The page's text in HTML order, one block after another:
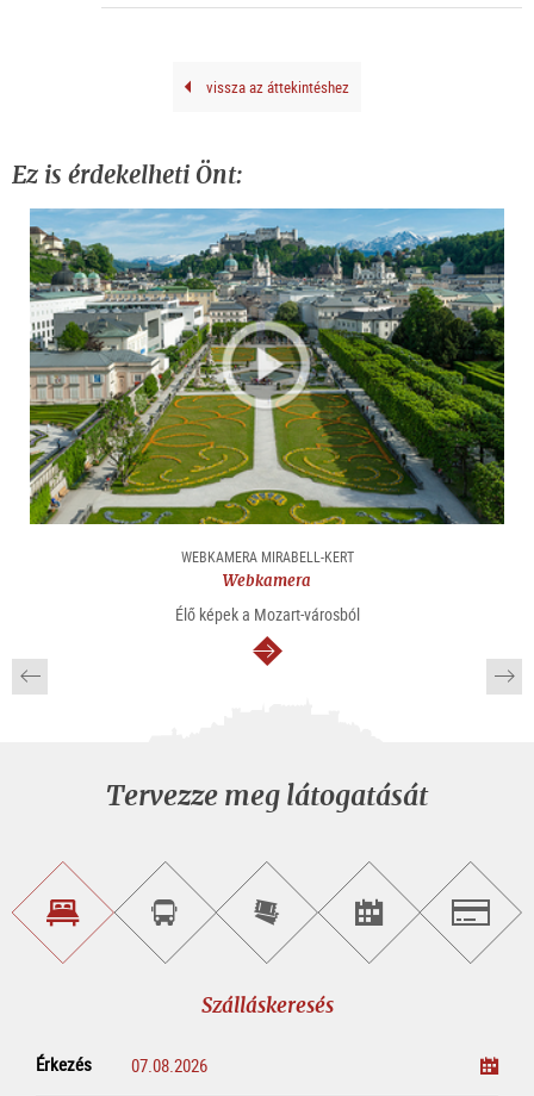
vissza az áttekintéshez
Ez is érdekelheti Önt:
WEBKAMERA MIRABELL-KERT
Webkamera
Élő képek a Mozart-városból
Tovább
Tervezze meg látogatását
SzálláskeresésVárosnéző
túra
foglalása
Online
jegyvásárlás
Rendezvény
keresése
Szálláskeresés
Érkezés